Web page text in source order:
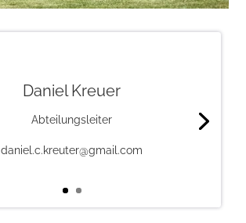
Daniel Kreuer
Abteilungsleiter
daniel.c.kreuter@gmail.com